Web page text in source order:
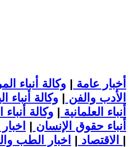
أخبار عامة | وكالة أنباء
الأدب والفن | وكالة أنباء
أنباء العلمانية | وكالة أنباء
أنباء حقوق الإنسان |
الاقتصاد | |